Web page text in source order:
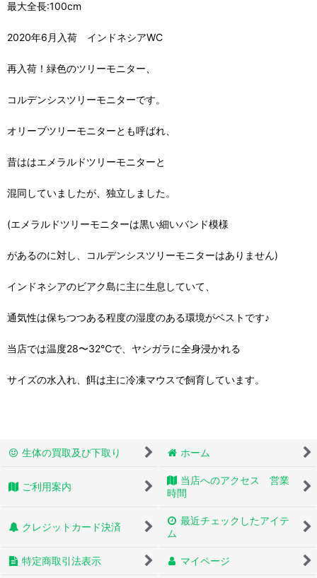
最大全長:100cm
2020年6月入荷 インドネシアWC
再入荷！緑色のツリーモニター、
コルデンシスツリーモニターです。
オリーブツリーモニターとも呼ばれ、
昔ははエメラルドツリーモニターと
混同していましたが、独立しました。
(エメラルドツリーモニターは黒い細いバンド模様
があるのに対し、コルデンシスツリーモニターはありません)
インドネシアのビアク島に主に生息していて、
通気性は保ちつつある程度の湿度のある環境がベストです♪
当店では温度28〜32℃で、ヤシガラに全身浸かれる
サイズの水入れ、餌は主に冷凍マウスで飼育しています。
生体の買取及び下取り ホーム
ご利用案内
当店へのアクセス 営業
時間
クレジットカード決済
最近チェックしたアイテ
ム
特定商取引法表示 マイページ